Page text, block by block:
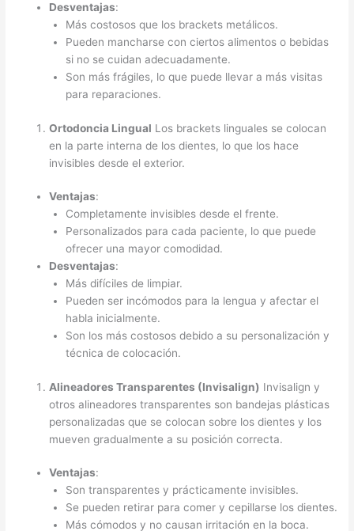
Desventajas:
Más costosos que los brackets metálicos.
Pueden mancharse con ciertos alimentos o bebidas
si no se cuidan adecuadamente.
Son más frágiles, lo que puede llevar a más visitas
para reparaciones.
Ortodoncia Lingual Los brackets linguales se colocan
en la parte interna de los dientes, lo que los hace
invisibles desde el exterior.
Ventajas:
Completamente invisibles desde el frente.
Personalizados para cada paciente, lo que puede
ofrecer una mayor comodidad.
Desventajas:
Más difíciles de limpiar.
Pueden ser incómodos para la lengua y afectar el
habla inicialmente.
Son los más costosos debido a su personalización y
técnica de colocación.
Alineadores Transparentes (Invisalign) Invisalign y
otros alineadores transparentes son bandejas plásticas
personalizadas que se colocan sobre los dientes y los
mueven gradualmente a su posición correcta.
Ventajas:
Son transparentes y prácticamente invisibles.
Se pueden retirar para comer y cepillarse los dientes.
Más cómodos y no causan irritación en la boca.